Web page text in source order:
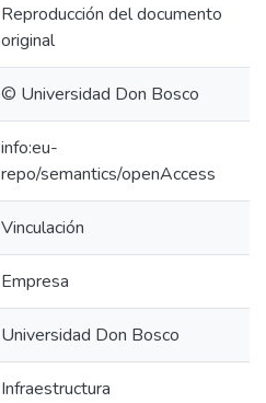
Reproducción del documento
original
© Universidad Don Bosco
info:eu-
repo/semantics/openAccess
Vinculación
Empresa
Universidad Don Bosco
Infraestructura